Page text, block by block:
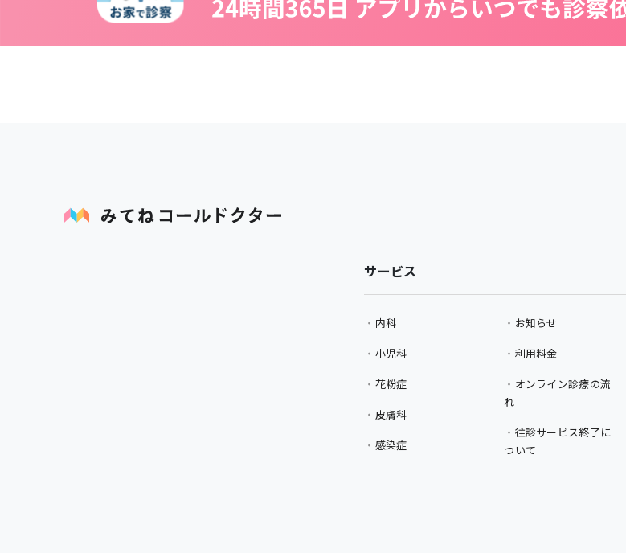
サービス
内科
小児科
花粉症
皮膚科
感染症
お知らせ
利用料金
オンライン診療の流
れ
往診サービス終了に
ついて